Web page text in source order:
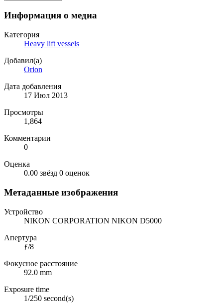
Информация о медиа
Категория
Heavy lift vessels
Добавил(а)
Orion
Дата добавления
17 Июл 2013
Просмотры
1,864
Комментарии
0
Оценка
0.00 звёзд 0 оценок
Метаданные изображения
Устройство
NIKON CORPORATION NIKON D5000
Апертура
ƒ/8
Фокусное расстояние
92.0 mm
Exposure time
1/250 second(s)